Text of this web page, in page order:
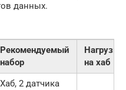
данных.
Рекомендуемый
набор
Нагрузка
на хаб
Хаб, 2 датчика